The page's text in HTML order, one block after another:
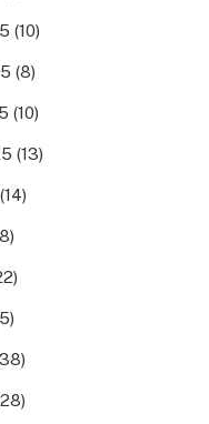
(10)
(8)
(10)
(13)
(14)